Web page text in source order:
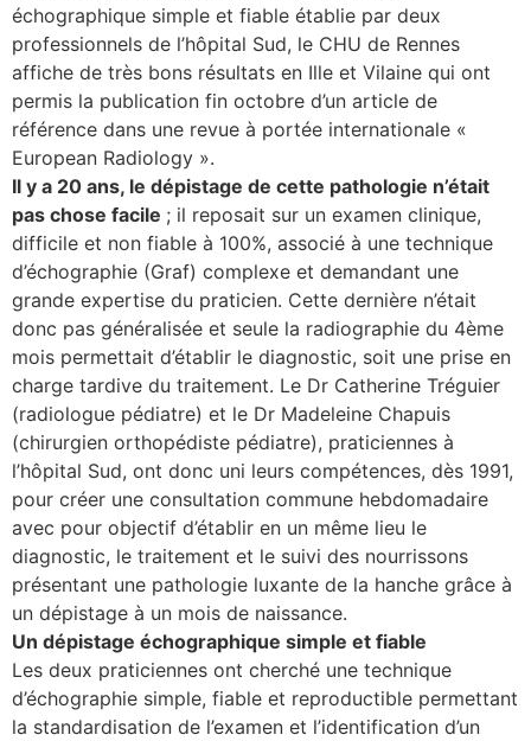
écologique
CONNECTÉ
d’info
l’éditeur
un CHU
échographique simple et fiable établie par deux
professionnels de l’hôpital Sud, le CHU de Rennes
affiche de très bons résultats en Ille et Vilaine qui ont
permis la publication fin octobre d’un article de
référence dans une revue à portée internationale «
European Radiology ».
Il y a 20 ans, le dépistage de cette pathologie n’était
pas chose facile ; il reposait sur un examen clinique,
difficile et non fiable à 100%, associé à une technique
d’échographie (Graf) complexe et demandant une
grande expertise du praticien. Cette dernière n’était
donc pas généralisée et seule la radiographie du 4ème
mois permettait d’établir le diagnostic, soit une prise en
charge tardive du traitement. Le Dr Catherine Tréguier
(radiologue pédiatre) et le Dr Madeleine Chapuis
(chirurgien orthopédiste pédiatre), praticiennes à
l’hôpital Sud, ont donc uni leurs compétences, dès 1991,
pour créer une consultation commune hebdomadaire
avec pour objectif d’établir en un même lieu le
diagnostic, le traitement et le suivi des nourrissons
présentant une pathologie luxante de la hanche grâce à
un dépistage à un mois de naissance.
Un dépistage échographique simple et fiable
Les deux praticiennes ont cherché une technique
d’échographie simple, fiable et reproductible permettant
la standardisation de l’examen et l’identification d’un